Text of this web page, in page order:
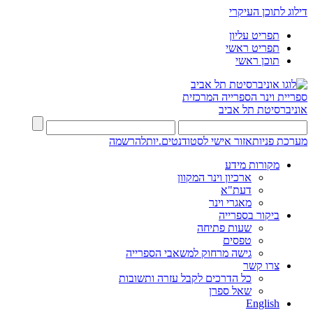
דילוג לתוכן העיקרי
תפריט עליון
תפריט ראשי
תוכן ראשי
ספריית וינר הספרייה המרכזית
אוניברסיטת תל אביב
מערכת פניותאזור אישי לסטודנטים.יותלהרשמה
מקורות מידע
ארכיון וינר המקוון
דעת"א
מאגרי וינר
ביקור בספרייה
שעות פתיחה
טפסים
גישה מרחוק למשאבי הספרייה
צרו קשר
כל הדרכים לקבל עזרה ותשובות
שאל ספרן
English